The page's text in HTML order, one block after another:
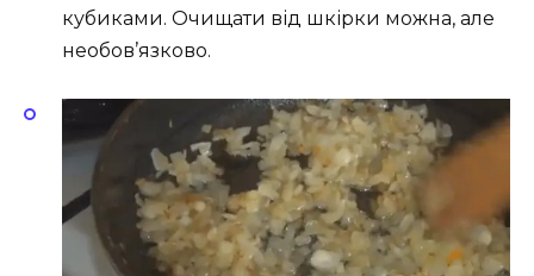
кубиками. Очищати від шкірки можна, але
необов’язково.